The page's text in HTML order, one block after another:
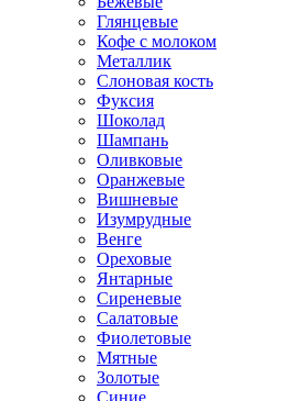
Глянцевые
Кофе с молоком
Металлик
Слоновая кость
Фуксия
Шоколад
Шампань
Оливковые
Оранжевые
Вишневые
Изумрудные
Венге
Ореховые
Янтарные
Сиреневые
Салатовые
Фиолетовые
Мятные
Золотые
Синие